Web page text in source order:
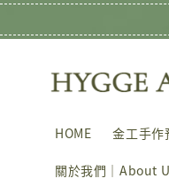
HOME 金工手作
關於我們｜About